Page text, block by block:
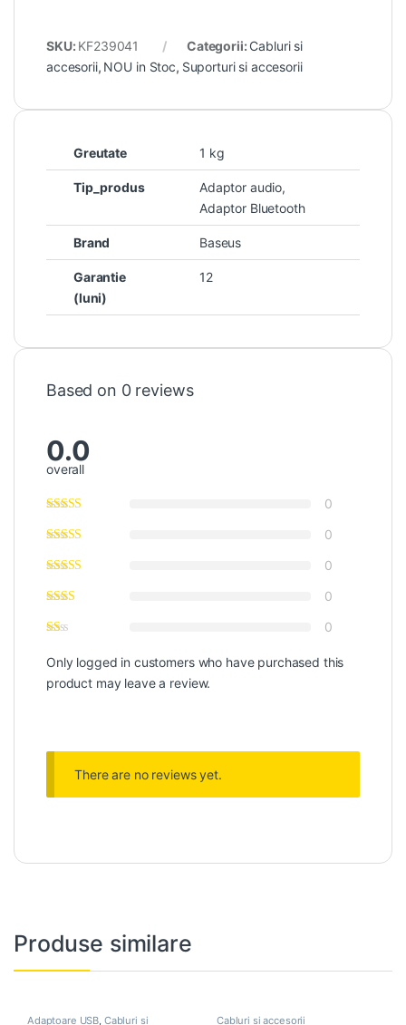
SKU: KF239041 Categorii: Cabluri si
accesorii, NOU in Stoc, Suporturi si accesorii
Greutate 1 kg
Tip_produs
Adaptor audio,
Adaptor Bluetooth
Brand Baseus
Garantie
(luni)
12
Based on 0 reviews
0.0
overall
0
0
0
0
0
Only logged in customers who have purchased this
product may leave a review.
There are no reviews yet.
Produse similare
Adaptoare USB, Cabluri si Cabluri si accesorii